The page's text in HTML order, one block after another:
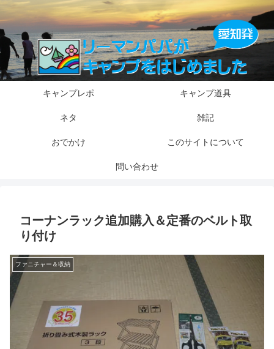
キャンプレポ キャンプ道具
ネタ 雑記
おでかけ このサイトについて
問い合わせ
コーナンラック追加購入＆定番のベルト取
り付け
ファニチャー＆収納